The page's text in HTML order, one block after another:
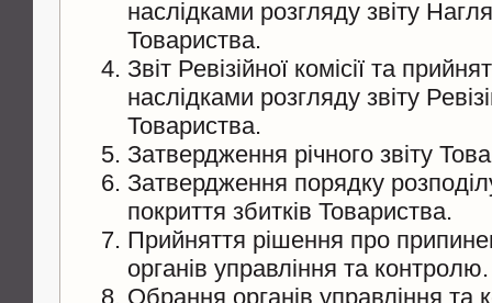
наслідками розгляду звіту
Товариства.
Звіт Ревізійної комісії та
наслідками розгляду звіту
Товариства.
Затвердження річного звіту
Затвердження порядку
покриття збитків Товариства.
Прийняття рішення про
органів управління та контролю.
Обрання органів управління та